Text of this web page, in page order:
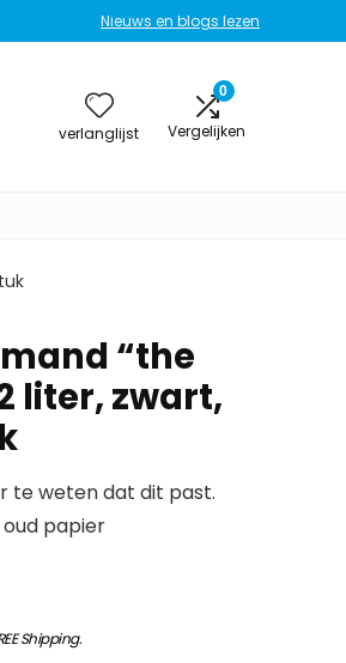
Nieuws en blogs lezen
verlanglijst
0
Vergelijken
“the
liter, zwart,
te weten dat dit past.
papier
Shipping.